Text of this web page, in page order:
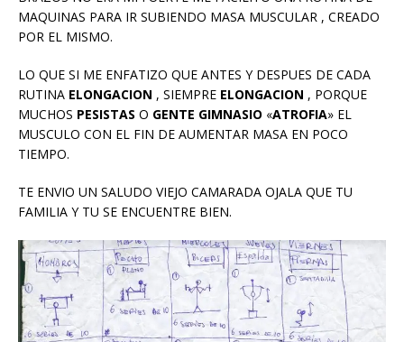
MAQUINAS PARA IR SUBIENDO MASA MUSCULAR , CREADO
POR EL MISMO.
LO QUE SI ME ENFATIZO QUE ANTES Y DESPUES DE CADA
RUTINA ELONGACION , SIEMPRE ELONGACION , PORQUE
MUCHOS PESISTAS O GENTE GIMNASIO «ATROFIA» EL
MUSCULO CON EL FIN DE AUMENTAR MASA EN POCO
TIEMPO.
TE ENVIO UN SALUDO VIEJO CAMARADA OJALA QUE TU
FAMILIA Y TU SE ENCUENTRE BIEN.